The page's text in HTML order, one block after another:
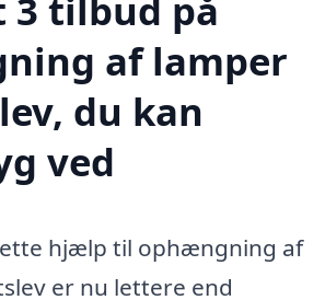
3 tilbud på
af lamper
du kan
ved
hjælp til ophængning af
er nu lettere end